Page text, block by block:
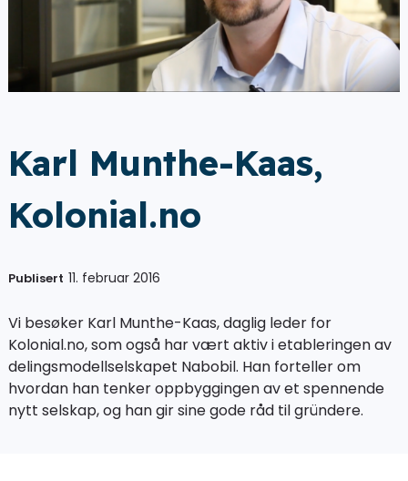
Karl Munthe-Kaas,
Kolonial.no
Publisert 11. februar 2016
Vi besøker Karl Munthe-Kaas, daglig leder for
Kolonial.no, som også har vært aktiv i etableringen av
delingsmodellselskapet Nabobil. Han forteller om
hvordan han tenker oppbyggingen av et spennende
nytt selskap, og han gir sine gode råd til gründere.